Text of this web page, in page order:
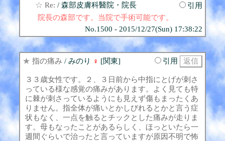
☆ Re: / 森部皮膚科醫院・院長
引用
院長の森部です。当院で手術可能です。
No.1500 - 2015/12/27(Sun) 17:38:22
★ 指の痛み / みのり ♀ [関東] 引用
３３歳女性です。２、３日前から中指にとげが刺さ
っている様な感覚の痛みがあります。よく見ても特
に棘が刺さっているようにも見えず傷もまったくあ
りません。指全体が痛いとかしびれるとかと言う症
状もなく、一点を触るとチックとした痛みが走りま
す。母もなったことがあるらしく、ほっといたら一
週間ぐらいで治ったと言っていますが原因不明で怖